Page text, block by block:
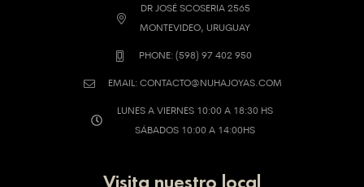
DR JOSÉ SCOSERIA 2565
MONTEVIDEO, URUGUAY
PHONE: (598) 97 402 950
EMAIL: CONTACTO@NUHAJOYAS.COM
LUNES A VIERNES 10:00 A 18:30 HS
SÁBADOS 10:00 A 14:00HS
Visita nuestro local